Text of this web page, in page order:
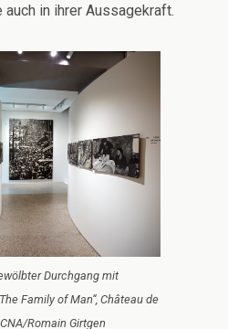
in ihrer Aussagekraft.
Durchgang mit
Family of Man“, Château de
Romain Girtgen